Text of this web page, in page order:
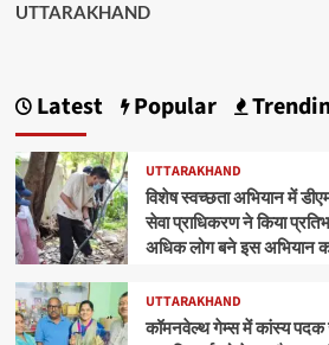
UTTARAKHAND
Latest Popular
UTTARAKHAND
विशेष स्वच्छता अभियान में
सेवा प्राधिकरण ने किया
अधिक लोग बने इस अभियान
UTTARAKHAND
कॉमनवेल्थ गेम्स में कांस्य पदक